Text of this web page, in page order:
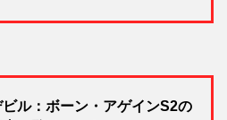
ビル：ボーン・アゲインS2の